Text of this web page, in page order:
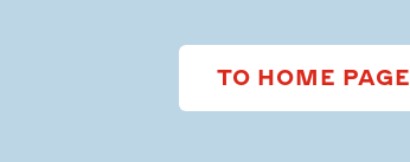
TO HOME PAGE